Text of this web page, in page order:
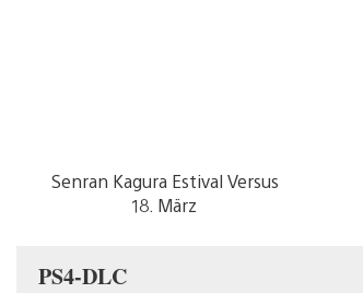
Senran Kagura Estival Versus
18. März
PS4-DLC